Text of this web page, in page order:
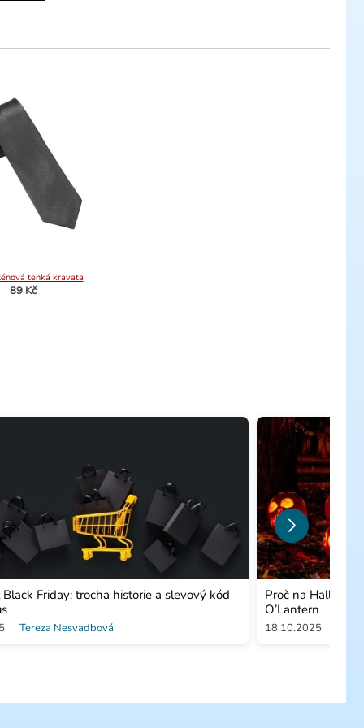
tenká kravata
89 Kč
Friday: trocha historie a slevový kód
Tereza Nesvadbová
Proč na
O’Lantern
18.10.2025